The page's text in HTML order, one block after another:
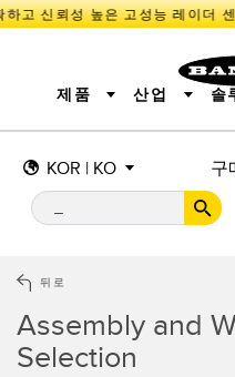
고 신뢰성 높은 고성능 레이더 센
KOR | KO 구
제품
센서 측정 솔루션
기계 안전
산업용 무
MONITORING
신제품 SNAP
SOFTWARE
산업 솔
IIOT 및 스마트 팩토리
장비 보호
PREDICTIVE
RADAR
뒤로
Assembly and
Selection